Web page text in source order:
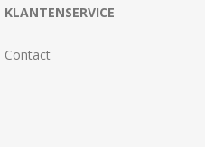
KLANTENSERVICE
Contact